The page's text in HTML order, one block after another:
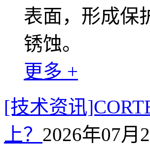
表面，形成保
锈蚀。
更多 +
[技术资讯
上？ 2026年07月